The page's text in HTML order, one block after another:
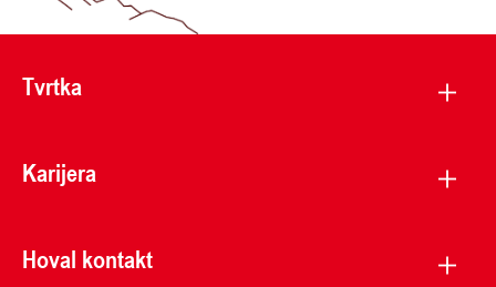
Tvrtka
Karijera
Hoval kontakt